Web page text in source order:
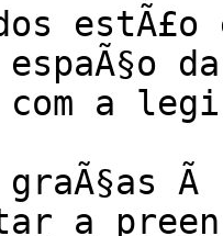
estÃ£o
espaÃ§o
com a
Ã
a